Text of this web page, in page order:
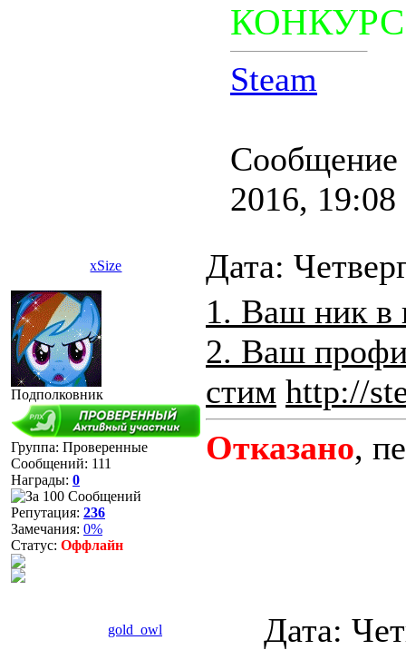
Steam
Сообщение
2016, 19:08
xSize Дата:
Подполковник
Группа: Проверенные
Сообщений: 111
Награды: 0
Репутация: 236
Замечания: 0%
Статус: Оффлайн
1. Ваш ник в
2. Ваш
стим http://
Отказано,
gold_owl Дата: